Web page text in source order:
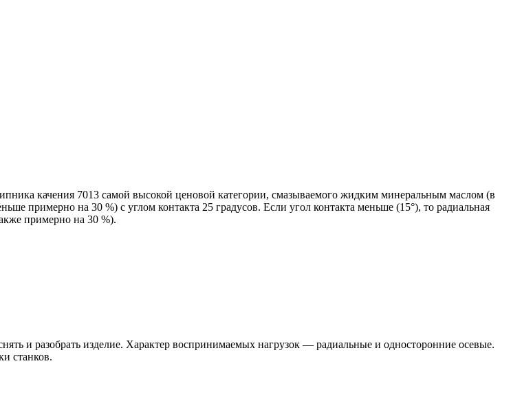
качения 7013 самой высокой ценовой категории, смазываемого жидким минеральным маслом (в
примерно на 30 %) с углом контакта 25 градусов. Если угол контакта меньше (15°), то радиальная
примерно на 30 %).
и разобрать изделие. Характер воспринимаемых нагрузок — радиальные и односторонние осевые.
станков.